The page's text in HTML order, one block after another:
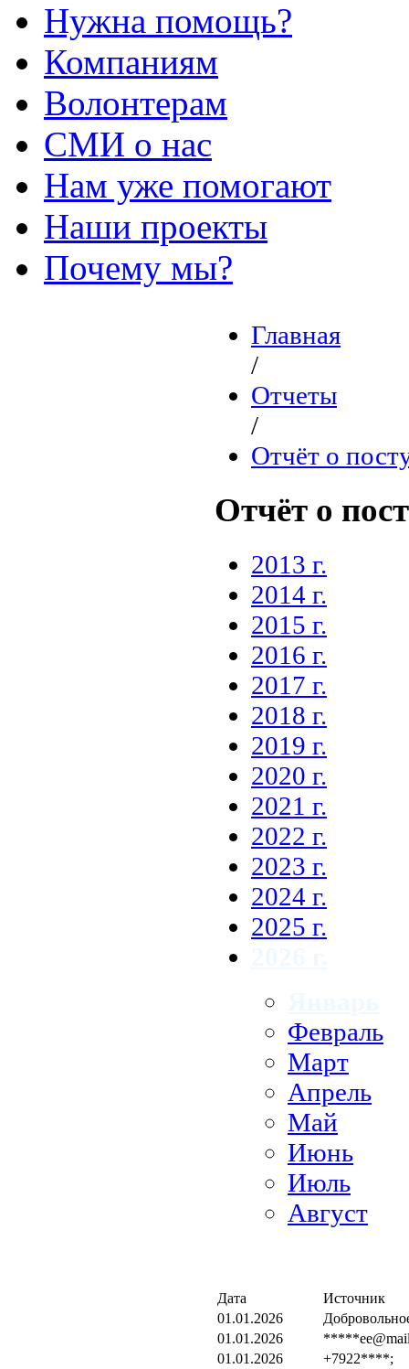
Нужна помощь?
Компаниям
Волонтерам
СМИ о нас
Нам уже помогают
Наши проекты
Почему мы?
Главная
/
Отчеты
/
Отчёт о
Отчёт о
2013 г.
2014 г.
2015 г.
2016 г.
2017 г.
2018 г.
2019 г.
2020 г.
2021 г.
2022 г.
2023 г.
2024 г.
2025 г.
Февраль
Март
Апрель
Май
Июнь
Июль
Август
Дата
Источник
01.01.2026
01.01.2026
01.01.2026
+7922****;